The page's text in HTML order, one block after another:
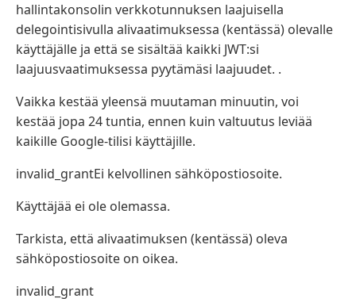
hallintakonsolin verkkotunnuksen laajuisella
delegointisivulla alivaatimuksessa (kentässä) olevalle
käyttäjälle ja että se sisältää kaikki JWT:si
laajuusvaatimuksessa pyytämäsi laajuudet. .
Vaikka kestää yleensä muutaman minuutin, voi
kestää jopa 24 tuntia, ennen kuin valtuutus leviää
kaikille Google-tilisi käyttäjille.
invalid_grantEi kelvollinen sähköpostiosoite.
Käyttäjää ei ole olemassa.
Tarkista, että alivaatimuksen (kentässä) oleva
sähköpostiosoite on oikea.
invalid_grant